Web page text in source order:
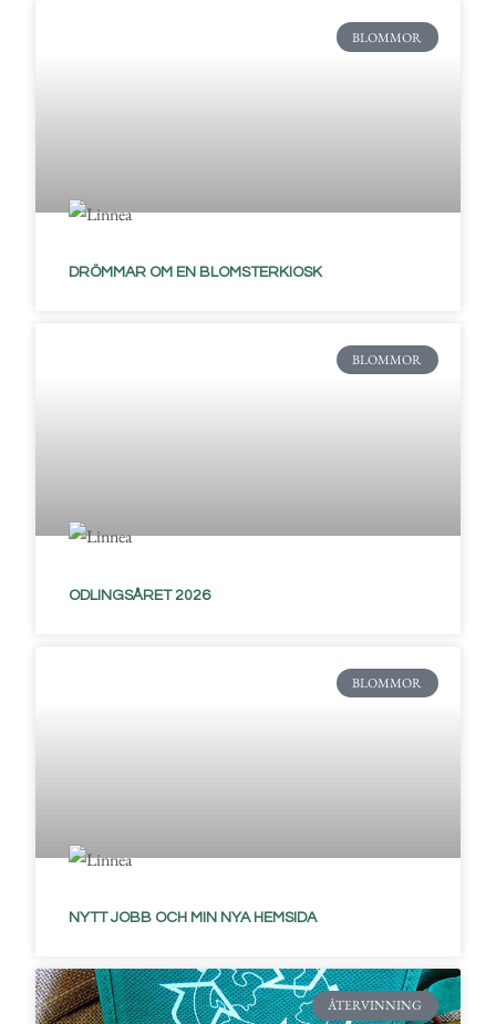
BLOMMOR
DRÖMMAR OM EN BLOMSTERKIOSK
BLOMMOR
ODLINGSÅRET 2026
BLOMMOR
NYTT JOBB OCH MIN NYA HEMSIDA
ÅTERVINNING